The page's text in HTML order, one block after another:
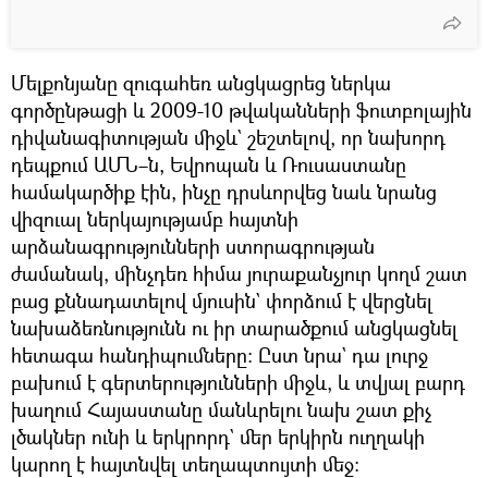
Մելքոնյանը զուգահեռ անցկացրեց ներկա
գործընթացի և 2009-10 թվականների ֆուտբոլային
դիվանագիտության միջև` շեշտելով, որ նախորդ
դեպքում ԱՄՆ–ն, Եվրոպան և Ռուսաստանը
համակարծիք էին, ինչը դրսևորվեց նաև նրանց
վիզուալ ներկայությամբ հայտնի
արձանագրությունների ստորագրության
ժամանակ, մինչդեռ հիմա յուրաքանչյուր կողմ շատ
բաց քննադատելով մյուսին` փորձում է վերցնել
նախաձեռնությունն ու իր տարածքում անցկացնել
հետագա հանդիպումները։ Ըստ նրա` դա լուրջ
բախում է գերտերությունների միջև, և տվյալ բարդ
խաղում Հայաստանը մանևրելու նախ շատ քիչ
լծակներ ունի և երկրորդ` մեր երկիրն ուղղակի
կարող է հայտնվել տեղապտույտի մեջ։